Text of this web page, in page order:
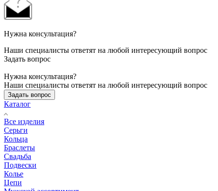
Нужна консультация?
Наши специалисты ответят на любой интересующий вопрос
Задать вопрос
Нужна консультация?
Наши специалисты ответят на любой интересующий вопрос
Задать вопрос
Каталог
Все изделия
Серьги
Кольца
Браслеты
Свадьба
Подвески
Колье
Цепи